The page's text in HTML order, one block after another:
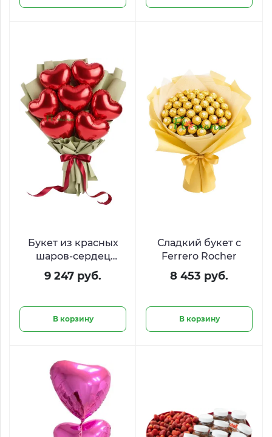
Букет из красных
шаров-сердец
«Легкость чувств»
9 247 руб.
В корзину
Сладкий букет с
Ferrero Rocher
8 453 руб.
В корзину